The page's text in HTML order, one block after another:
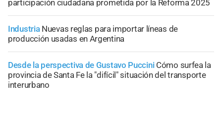
participación ciudadana prometida por la Reforma 2025
Industria Nuevas reglas para importar líneas de
producción usadas en Argentina
Desde la perspectiva de Gustavo Puccini Cómo surfea la
provincia de Santa Fe la "difícil" situación del transporte
interurbano